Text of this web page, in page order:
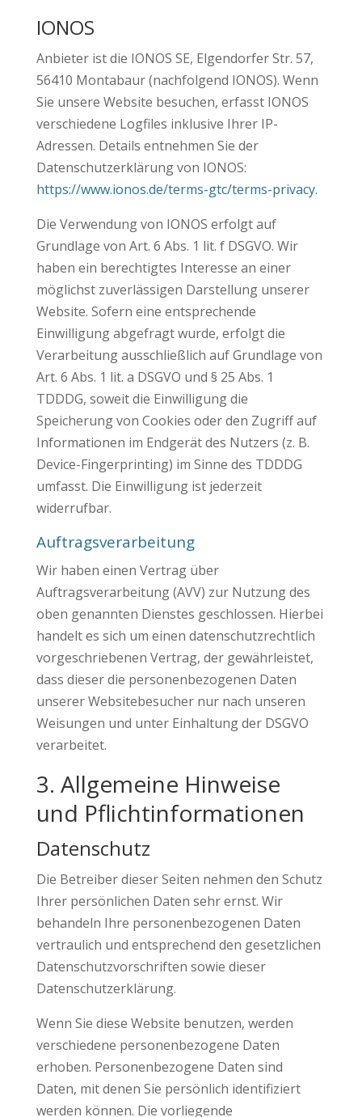
IONOS
Anbieter ist die IONOS SE, Elgendorfer Str. 57,
56410 Montabaur (nachfolgend IONOS). Wenn
Sie unsere Website besuchen, erfasst IONOS
verschiedene Logfiles inklusive Ihrer IP-
Adressen. Details entnehmen Sie der
Datenschutzerklärung von IONOS:
https://www.ionos.de/terms-gtc/terms-privacy.
Die Verwendung von IONOS erfolgt auf
Grundlage von Art. 6 Abs. 1 lit. f DSGVO. Wir
haben ein berechtigtes Interesse an einer
möglichst zuverlässigen Darstellung unserer
Website. Sofern eine entsprechende
Einwilligung abgefragt wurde, erfolgt die
Verarbeitung ausschließlich auf Grundlage von
Art. 6 Abs. 1 lit. a DSGVO und § 25 Abs. 1
TDDDG, soweit die Einwilligung die
Speicherung von Cookies oder den Zugriff auf
Informationen im Endgerät des Nutzers (z. B.
Device-Fingerprinting) im Sinne des TDDDG
umfasst. Die Einwilligung ist jederzeit
widerrufbar.
Auftragsverarbeitung
Wir haben einen Vertrag über
Auftragsverarbeitung (AVV) zur Nutzung des
oben genannten Dienstes geschlossen. Hierbei
handelt es sich um einen datenschutzrechtlich
vorgeschriebenen Vertrag, der gewährleistet,
dass dieser die personenbezogenen Daten
unserer Websitebesucher nur nach unseren
Weisungen und unter Einhaltung der DSGVO
verarbeitet.
3. Allgemeine Hinweise
und Pflicht­informationen
Datenschutz
Die Betreiber dieser Seiten nehmen den Schutz
Ihrer persönlichen Daten sehr ernst. Wir
behandeln Ihre personenbezogenen Daten
vertraulich und entsprechend den gesetzlichen
Datenschutzvorschriften sowie dieser
Datenschutzerklärung.
Wenn Sie diese Website benutzen, werden
verschiedene personenbezogene Daten
erhoben. Personenbezogene Daten sind
Daten, mit denen Sie persönlich identifiziert
werden können. Die vorliegende